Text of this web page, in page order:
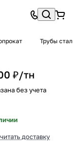
Трубы
₽/тн
без учета
доставку